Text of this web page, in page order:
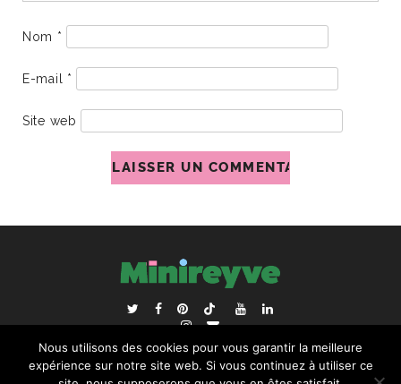
Nom *
E-mail *
Site web
ACCUEIL BLOGROLL
RECHERCHER :
Nous utilisons des cookies pour vous garantir la meilleure
expérience sur notre site web. Si vous continuez à utiliser ce